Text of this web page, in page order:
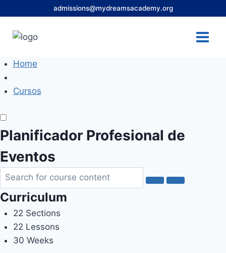
to
content
admissions@mydreamsacademy.org
Home
Cursos
Planificador Profesional de
Eventos
Curriculum
22 Sections
22 Lessons
30 Weeks